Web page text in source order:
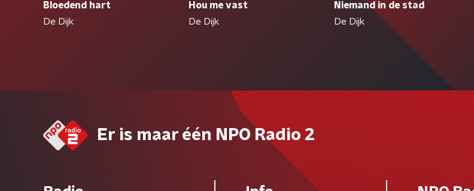
Bloedend hart
De Dijk
Hou me vast
De Dijk
Niemand in de stad
De Dijk
Er is maar één NPO Radio 2